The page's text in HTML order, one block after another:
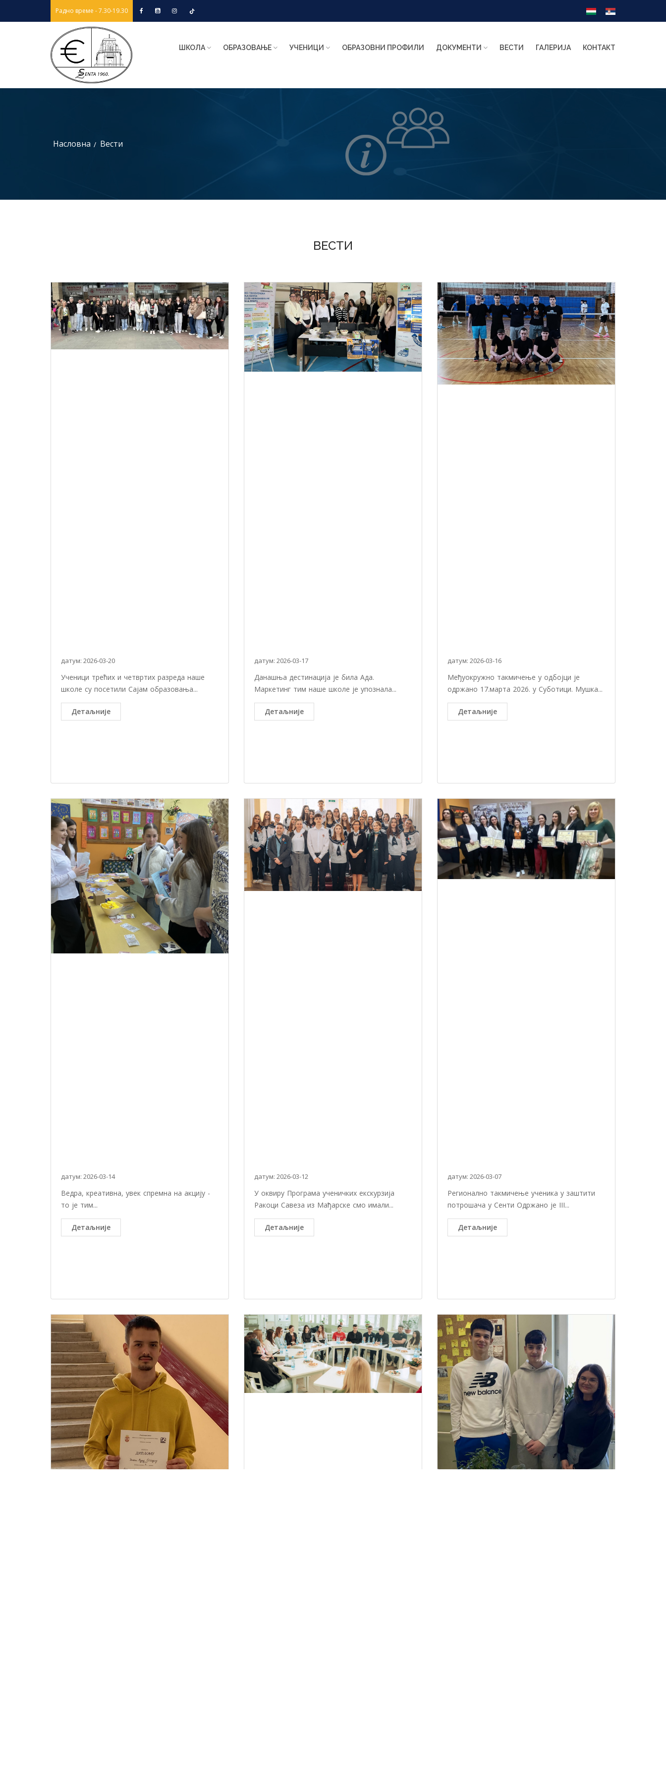
Радно време - 7.30-19.30
ШКОЛА ОБРАЗОВАЊЕ УЧЕНИЦИ ОБРАЗОВНИ ПРОФИЛИ ДОКУМЕНТИ ВЕСТИ ГАЛЕРИЈА КОНТАКТ
Насловна Вести
ВЕСТИ
датум: 2026-03-20
Ученици трећих и четвртих разреда наше
школе су посетили Сајам образовања...
Детаљније
датум: 2026-03-17
Данашња дестинација је била Ада.
Маркетинг тим наше школе је упознала...
Детаљније
датум: 2026-03-16
Међуокружно такмичење у одбојци је
одржано 17.марта 2026. у Суботици. Мушка...
Детаљније
датум: 2026-03-14
Ведра, креативна, увек спремна на акцију -
то је тим...
Детаљније
датум: 2026-03-12
У оквиру Програма ученичких екскурзија
Ракоци Савеза из Мађарске смо имали...
Детаљније
датум: 2026-03-07
Регионално такмичење ученика у заштити
потрошача у Сенти Одржано је III...
Детаљније